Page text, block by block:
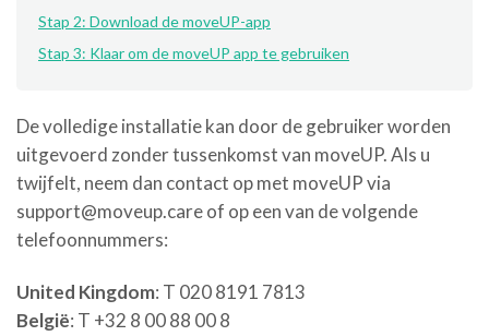
Stap 2: Download de moveUP-app
Stap 3: Klaar om de moveUP app te gebruiken
De volledige installatie kan door de gebruiker worden
uitgevoerd zonder tussenkomst van moveUP. Als u
twijfelt, neem dan contact op met moveUP via
support@moveup.care of op een van de volgende
telefoonnummers:
United Kingdom: T 020 8191 7813
België: T +32 8 00 88 00 8